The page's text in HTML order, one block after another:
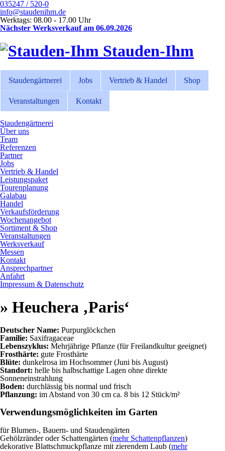
035247 / 520-0
info@staudenihm.de
Werktags: 08.00 - 17.00 Uhr
Nächster Werksverkauf am 06.09.2026
Stauden-Ihm
Staudengärtnerei Jobs Vertrieb & Handel Shop
Veranstaltungen Kontakt
Staudengärtnerei
Über uns
Team
Referenzen
Partner
Jobs
Vertrieb & Handel
Leistungspaket
Tourenplanung
Galabau
Handel
Verkaufsförderung
Wochenangebot
Sortiment & Shop
Veranstaltungen
Werksverkauf
Messen
Kontakt
Ansprechpartner
Anfahrt
Impressum & Datenschutz
» Heuchera ‚Paris‘
Deutscher Name: Purpurglöckchen
Familie: Saxifragaceae
Lebenszyklus: Mehrjährige Pflanze (für Freilandkultur geeignet)
Frosthärte: gute Frosthärte
Blüte: dunkelrosa im Hochsommer (Juni bis August)
Standort: helle bis halbschattige Lagen ohne direkte
Sonneneinstrahlung
Boden: durchlässig bis normal und frisch
Pflanzung: im Abstand von 30 cm ca. 8 bis 12 Stück/m²
Verwendungsmöglichkeiten im Garten
für Blumen-, Bauern- und Staudengärten
Gehölzränder oder Schattengärten (mehr Schattenpflanzen)
dekorative Blattschmuckpflanze mit zierendem Laub (mehr